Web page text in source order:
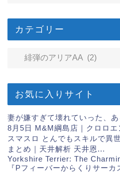
カテゴリー
お気に入りサイト
妻が嫌すぎて壊れていった、
8月5日 M&M綱島店｜クロロ
スマスロ とんでもスキルで異
まとめ｜天井解析 天井恩...
Yorkshire Terrier: The
『Pフィーバーからくりサー